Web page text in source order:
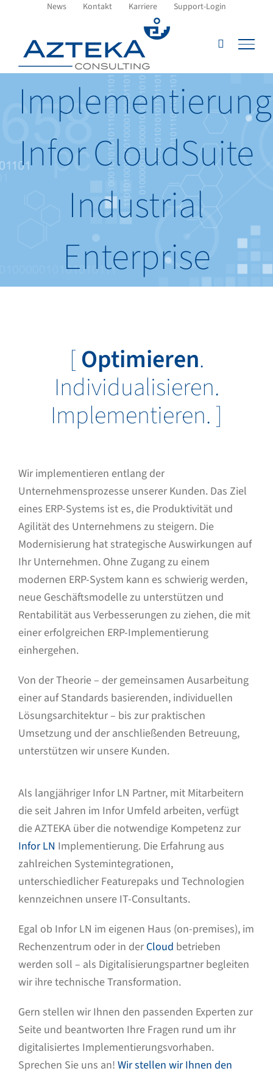
springen
News Kontakt Karriere Support-Login
Implementierung
Infor CloudSuite
Industrial
Enterprise
[Optimieren.
Individualisieren.
Implementieren. ]
Wir implementieren entlang der
Unternehmensprozesse unserer Kunden. Das Ziel
eines ERP-Systems ist es, die Produktivität und
Agilität des Unternehmens zu steigern. Die
Modernisierung hat strategische Auswirkungen auf
Ihr Unternehmen. Ohne Zugang zu einem
modernen ERP-System kann es schwierig werden,
neue Geschäftsmodelle zu unterstützen und
Rentabilität aus Verbesserungen zu ziehen, die mit
einer erfolgreichen ERP-Implementierung
einhergehen.
Von der Theorie – der gemeinsamen Ausarbeitung
einer auf Standards basierenden, individuellen
Lösungsarchitektur – bis zur praktischen
Umsetzung und der anschließenden Betreuung,
unterstützen wir unsere Kunden.
Als langjähriger Infor LN Partner, mit Mitarbeitern
die seit Jahren im Infor Umfeld arbeiten, verfügt
die AZTEKA über die notwendige Kompetenz zur
Infor LN Implementierung. Die Erfahrung aus
zahlreichen Systemintegrationen,
unterschiedlicher Featurepaks und Technologien
kennzeichnen unsere IT-Consultants.
Egal ob Infor LN im eigenen Haus (on-premises), im
Rechenzentrum oder in der Cloud betrieben
werden soll – als Digitalisierungspartner begleiten
wir ihre technische Transformation.
Gern stellen wir Ihnen den passenden Experten zur
Seite und beantworten Ihre Fragen rund um ihr
digitalisiertes Implementierungsvorhaben.
Sprechen Sie uns an! Wir stellen wir Ihnen den